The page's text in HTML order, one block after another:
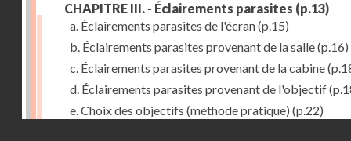
CHAPITRE III. - Éclairements parasites (p.13)
a. Éclairements parasites de l'écran(p.15)
b. Éclairements parasites provenant de la salle(p.16)
c. Éclairements parasites provenant de la cabine
d. Éclairements parasites provenant de l'objectif
e. Choix des objectifs (méthode pratique) (p.22)